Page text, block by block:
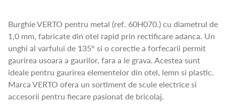
Burghie VERTO pentru metal (ref. 60H070.) cu diametrul de
1,0 mm, fabricate din otel rapid prin rectificare adanca. Un
unghi al varfului de 135° si o corectie a forfecarii permit
gaurirea usoara a gaurilor, fara a le grava. Acestea sunt
ideale pentru gaurirea elementelor din otel, lemn si plastic.
Marca VERTO ofera un sortiment de scule electrice si
accesorii pentru fiecare pasionat de bricolaj.